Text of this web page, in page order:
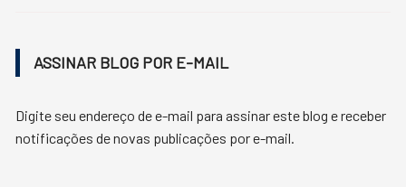
ASSINAR BLOG POR E-MAIL
Digite seu endereço de e-mail para assinar este blog e receber
notificações de novas publicações por e-mail.